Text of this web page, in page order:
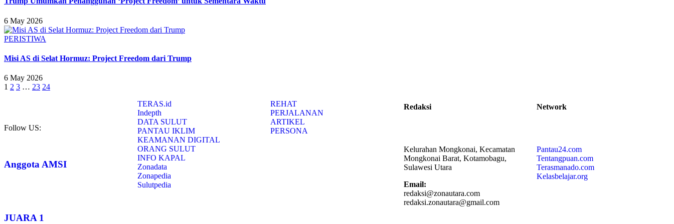
6 May 2026
PERISTIWA
Misi AS di Selat Hormuz: Project Freedom dari Trump
6 May 2026
1 2 3 … 23 24
Follow US:
Anggota AMSI
JUARA 1
TERAS.id
Indepth
DATA SULUT
PANTAU IKLIM
KEAMANAN DIGITAL
ORANG SULUT
INFO KAPAL
Zonadata
Zonapedia
Sulutpedia
REHAT
PERJALANAN
ARTIKEL
PERSONA
Redaksi
Kelurahan Mongkonai, Kecamatan
Mongkonai Barat, Kotamobagu,
Sulawesi Utara
Email:
redaksi@zonautara.com
redaksi.zonautara@gmail.com
Network
Pantau24.com
Tentangpuan.com
Terasmanado.com
Kelasbelajar.org